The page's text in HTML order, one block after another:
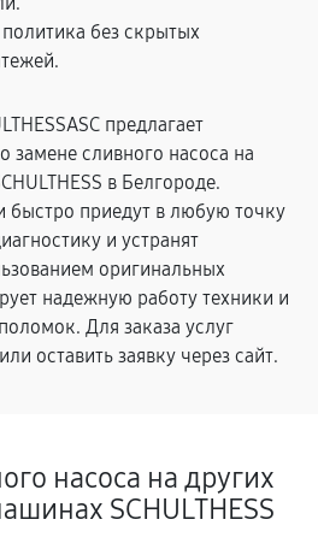
без скрытых
предлагает
замене сливного насоса на
в Белгороде.
быстро приедут в любую точку
и устранят
оригинальных
надежную работу техники и
Для заказа услуг
оставить заявку через сайт.
насоса на других
SCHULTHESS